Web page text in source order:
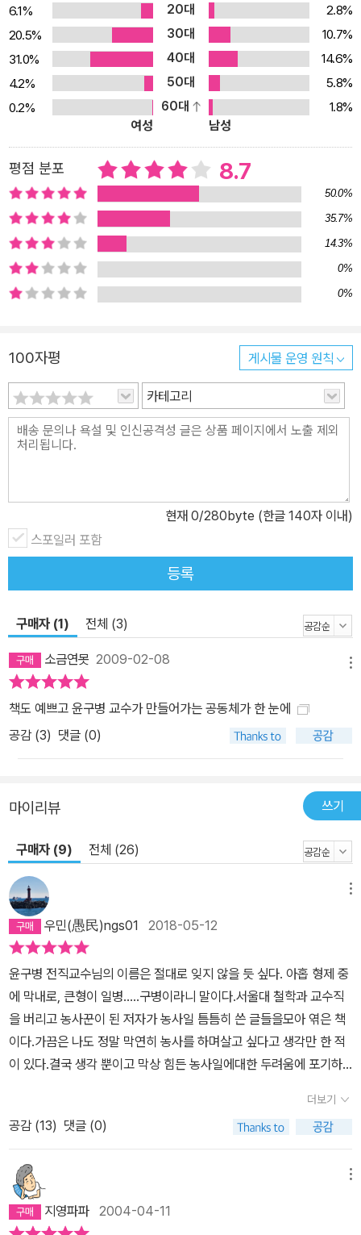
6.1% 20대
2.8%
20.5%
30대
10.7%
31.0%
40대
14.6%
4.2%
50대
5.8%
0.2%
60대
1.8%
여성
남성
평점 분포 8.7
50.0%
35.7%
14.3%
0%
0%
100자평 게시물 운영 원칙
카테고리
현재 0/280byte (한글 140자 이내)
스포일러 포함
등록
구매자 (1) 전체 (3)
소금연못 2009-02-08
책도 예쁘고 윤구병 교수가 만들어가는 공동체가 한 눈에
공감 (3) 댓글 (0)
마이리뷰 쓰기
구매자 (9) 전체 (26)
우민(愚民)ngs01 2018-05-12
윤구병 전직교수님의 이름은 절대로 잊지 않을 듯 싶다. 아홉 형제 중
에 막내로, 큰형이 일병.....구병이라니 말이다.서울대 철학과 교수직
을 버리고 농사꾼이 된 저자가 농사일 틈틈히 쓴 글들을모아 엮은 책
이다.가끔은 나도 정말 막연히 농사를 하며살고 싶다고 생각만 한 적
이 있다.결국 생각 뿐이고 막상 힘든 농사일에대한 두려움에 포기하
는 것이 왜이리 마음에 와닿는지 모르겠다.˝이제까지 한 문제에 정답
이 하나 밖에없다고 생각해온 내가 얼마나 어리석었는지를 몸으로 깨
닫고 있다.˝˝일을 모르는 사람들에게는 일이 보이지않는다. 그래서 시
키는 일이 아니면 할줄 모른다.˝˝몸 편하고 마음 불편한 것보다 몸이
조금 편치 않더라도 마음 편한 것이더 낫다.˝교육이 뭐야.한마디로 후
손들에게 살 길을 일러주어세상에 사람 씨앗 보존하자는 거 아냐.현
더보기
공감 (13) 댓글 (0)
지영파파 2004-04-11